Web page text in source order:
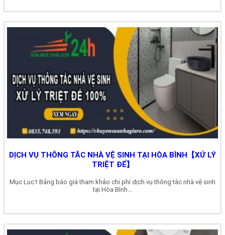
DỊCH VỤ THÔNG TẮC NHÀ VỆ SINH TẠI HÒA BÌNH【XỬ LÝ
TRIỆT ĐỂ】
Mục Lục1 Bảng báo giá tham khảo chi phí dịch vụ thông tắc nhà vệ sinh
tại Hòa Bình...